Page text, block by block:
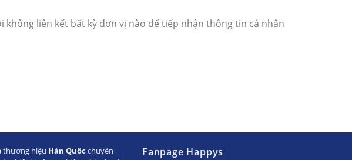
liên kết bất kỳ đơn vị nào để tiếp nhận thông tin cá nhân
thương hiệu Hàn Quốc chuyên
Fanpage Happys